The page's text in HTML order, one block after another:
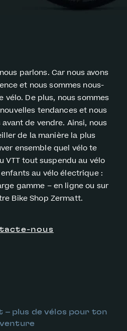
parlons. Car nous avons
et nous sommes nous-
vélo. De plus, nous sommes
tendances et nous
de vendre. Ainsi, nous
de la manière la plus
ensemble quel vélo te
VTT tout suspendu au vélo
au vélo électrique :
gamme – en ligne ou sur
Bike Shop Zermatt.
nous
–plus de vélos pour ton